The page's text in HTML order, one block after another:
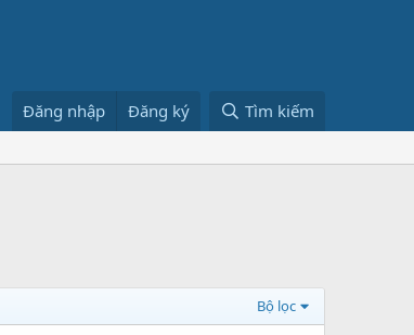
Đăng nhập Đăng ký Tìm kiếm
Bộ lọc